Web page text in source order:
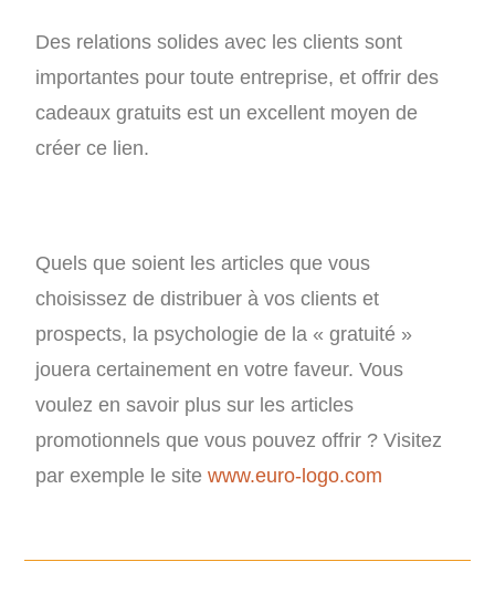
Des relations solides avec les clients sont
importantes pour toute entreprise, et offrir des
cadeaux gratuits est un excellent moyen de
créer ce lien.
Quels que soient les articles que vous
choisissez de distribuer à vos clients et
prospects, la psychologie de la « gratuité »
jouera certainement en votre faveur. Vous
voulez en savoir plus sur les articles
promotionnels que vous pouvez offrir ? Visitez
par exemple le sitewww.euro-logo.com